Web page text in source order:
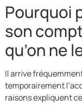
Pourquoi
son
qu’on ne
Il arrive
temporairement
raisons expliquent